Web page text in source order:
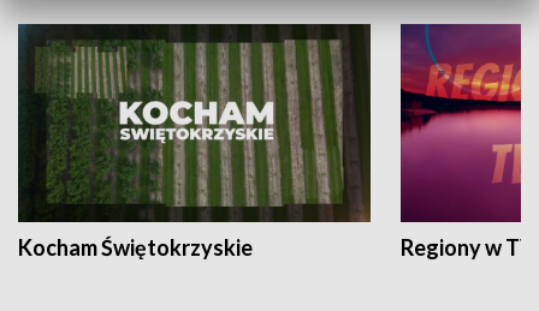
Kocham Świętokrzyskie Regiony w